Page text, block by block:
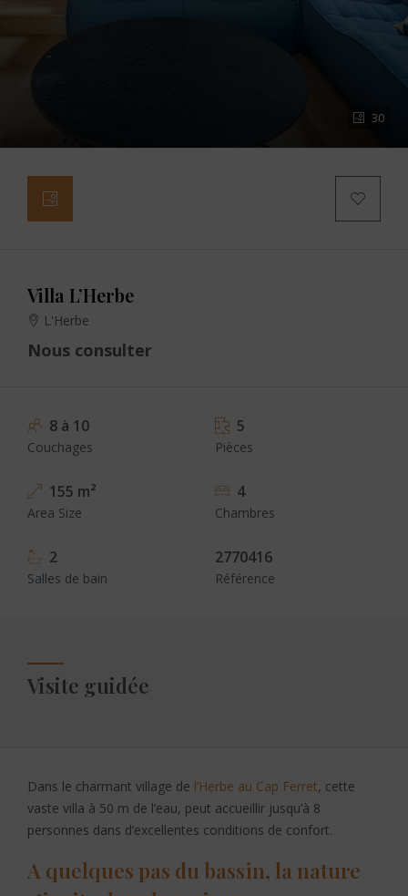
30
Villa L’Herbe
L'Herbe
Nous consulter
8 à 10
Couchages
5
Pièces
155 m²
Area Size
4
Chambres
2
Salles de bain
2770416
Référence
Visite guidée
Dans le charmant village de l’Herbe au Cap Ferret, cette
vaste villa à 50 m de l’eau, peut accueillir jusqu’à 8
personnes dans d’excellentes conditions de confort.
A quelques pas du bassin, la nature